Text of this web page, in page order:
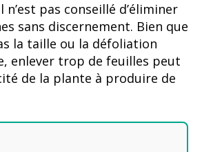
n’est pas conseillé d’éliminer
sans discernement. Bien que
la taille ou la défoliation
enlever trop de feuilles peut
de la plante à produire de